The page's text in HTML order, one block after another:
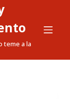
teme a la